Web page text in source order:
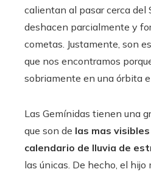
calientan al pasar cerca del
deshacen parcialmente y
cometas. Justamente, son
que nos encontramos
sobriamente en una órbita
Las Gemínidas tienen una
que son de las mas
calendario de lluvia de
las únicas. De hecho, el hijo